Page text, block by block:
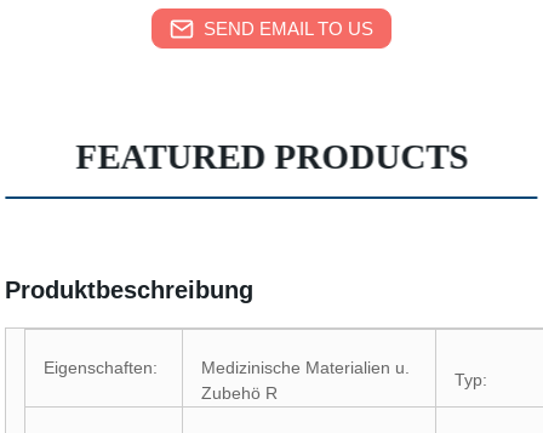
SEND EMAIL TO US
FEATURED PRODUCTS
Produktbeschreibung
Eigenschaften:
Medizinische Materialien u.
Zubehö R
Typ: